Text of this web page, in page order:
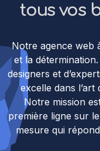
tous vos
Notre agence web
et la
designers et
excelle dans
Notre mission
première ligne sur
mesure qui